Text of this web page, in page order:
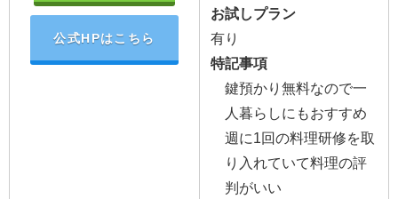
公式HPはこちら
お試しプラン
有り
特記事項
鍵預かり無料なので一
人暮らしにもおすすめ
週に1回の料理研修を取
り入れていて料理の評
判がいい